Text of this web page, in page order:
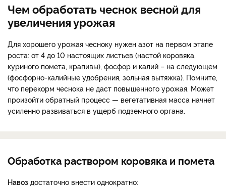
Чем обработать чеснок весной для
увеличения урожая
Для хорошего урожая чесноку нужен азот на первом этапе
роста: от 4 до 10 настоящих листьев (настой коровяка,
куриного помета, крапивы), фосфор и калий – на следующем
(фосфорно-калийные удобрения, зольная вытяжка). Помните,
что перекорм чеснока не даст повышенного урожая. Может
произойти обратный процесс — вегетативная масса начнет
усиленно развиваться в ущерб подземного органа.
Обработка раствором коровяка и помета
Навоз достаточно внести однократно: